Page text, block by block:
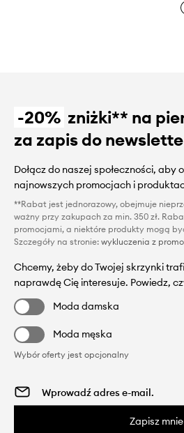
-20% zniżki** na
za zapis do
Dołącz do naszej społeczności,
najnowszych promocjach i
**Rabat jest jednorazowy, obejmuje
ważny przy zakupach za min. 350 zł.
promocjami, a niektóre produkty mogą
Szczegóły na stronie: wykluczenia z
Chcemy, żeby do Twojej skrzynki
naprawdę Cię interesuje. Powiedz,
Moda damska
Moda męska
Wybór oferty jest opcjonalny
Zapisz mnie